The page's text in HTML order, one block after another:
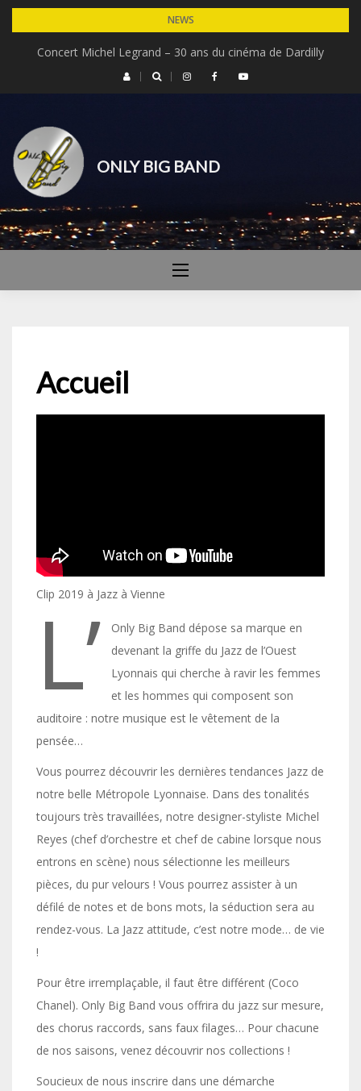
Skip
content
NEWS
Concert Michel Legrand – 30 ans du cinéma de Dardilly
ONLY BIG BAND
Accueil
Clip 2019 à Jazz à Vienne
L’
Only Big Band dépose sa marque en
devenant la griffe du Jazz de l’Ouest
Lyonnais qui cherche à ravir les femmes
et les hommes qui composent son
auditoire : notre musique est le vêtement de la
pensée…
Vous pourrez découvrir les dernières tendances Jazz de
notre belle Métropole Lyonnaise. Dans des tonalités
toujours très travaillées, notre designer-styliste Michel
Reyes (chef d’orchestre et chef de cabine lorsque nous
entrons en scène) nous sélectionne les meilleurs
pièces, du pur velours ! Vous pourrez assister à un
défilé de notes et de bons mots, la séduction sera au
rendez-vous. La Jazz attitude, c’est notre mode… de vie
!
Pour être irremplaçable, il faut être différent (Coco
Chanel). Only Big Band vous offrira du jazz sur mesure,
des chorus raccords, sans faux filages… Pour chacune
de nos saisons, venez découvrir nos collections !
Soucieux de nous inscrire dans une démarche